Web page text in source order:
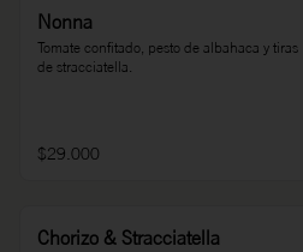
Nonna
Tomate confitado, pesto de albahaca y tiras
de stracciatella.
$29.000
Chorizo & Stracciatella